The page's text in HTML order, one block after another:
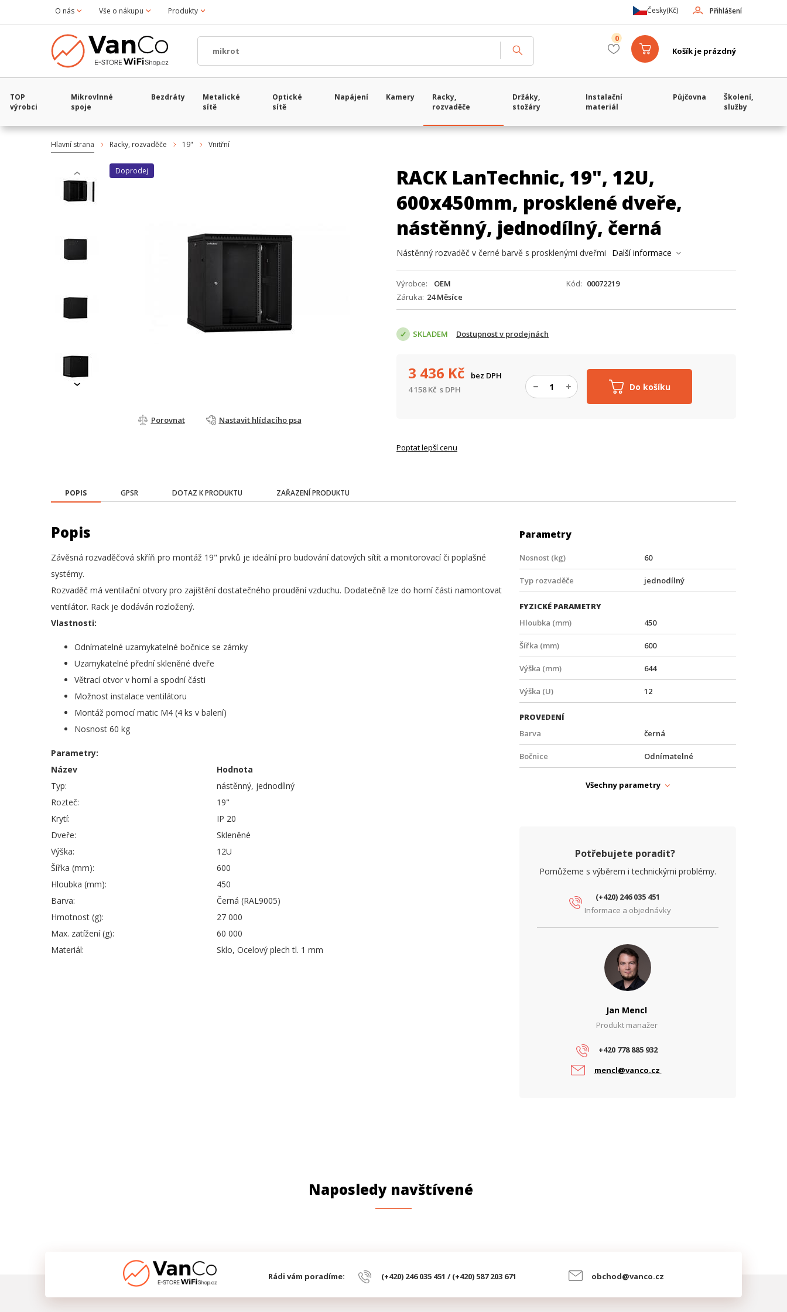
O nás Vše o nákupu Produkty Přihlášení
Česky(Kč)
Košík je prázdný
0
TOP
výrobci
Mikrovlnné
spoje
Bezdráty
Metalické
sítě
Optické
sítě
Napájení Kamery
Racky,
rozvaděče
Držáky,
stožáry
Instalační
materiál
Půjčovna
Školení,
služby
Hlavní strana Racky, rozvaděče 19" Vnitřní
Doprodej
‹
›
Porovnat Nastavit hlídacího psa
RACK LanTechnic, 19", 12U,
600x450mm, prosklené dveře,
nástěnný, jednodílný, černá
Nástěnný rozvaděč v černé barvě s prosklenými dveřmi Další informace
Výrobce OEM Kód
00072219
Záruka 24 Měsíce
SKLADEM Dostupnost v prodejnách
Do košíku
3 436 Kč
bez DPH
4 158Kč s DPH
Poptat lepší cenu
POPIS GPSR DOTAZ K PRODUKTU ZAŘAZENÍ PRODUKTU
Popis
Závěsná rozvaděčová skříň pro montáž 19" prvků je ideální pro budování datových sítít a monitorovací či poplašné
systémy.
Rozvaděč má ventilační otvory pro zajištění dostatečného proudění vzduchu. Dodatečně lze do horní části namontovat
ventilátor. Rack je dodáván rozložený.
Vlastnosti:
Odnímatelné uzamykatelné bočnice se zámky
Uzamykatelné přední skleněné dveře
Větrací otvor v horní a spodní části
Možnost instalace ventilátoru
Montáž pomocí matic M4 (4 ks v balení)
Nosnost 60 kg
Parametry:
Název
Hodnota
Typ:
nástěnný, jednodílný
Rozteč:
19"
Krytí:
IP 20
Dveře:
Skleněné
Výška:
12U
Šířka (mm):
600
Hloubka (mm):
450
Barva:
Černá (RAL9005)
Hmotnost (g):
27 000
Max. zatížení (g):
60 000
Materiál:
Sklo, Ocelový plech tl. 1 mm
Parametry
Nosnost (kg) 60
Typ rozvaděče jednodílný
FYZICKÉ PARAMETRY
Hloubka (mm)
450
Šířka (mm) 600
Výška (mm) 644
Výška (U) 12
PROVEDENÍ
Barva
černá
Bočnice Odnímatelné
Rozteč (") 19"
Všechny parametry
Potřebujete poradit?
Pomůžeme s výběrem i technickými problémy.
(+420) 246 035 451
Informace a objednávky
Jan Mencl
Produkt manažer
+420 778 885 932
mencl@vanco.cz
Naposledy navštívené
Rádi vám poradíme: (+420) 246 035 451 / (+420) 587 203 671 obchod@vanco.cz